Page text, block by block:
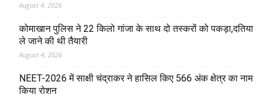
August 4, 2026
कोमाखान पुलिस ने 22 किलो गांजा के साथ दो तस्करों को पकड़ा,दतिया
ले जाने की थी तैयारी
August 4, 2026
NEET-2026 में साक्षी चंद्राकर ने हासिल किए 566 अंक क्षेत्र का नाम
किया रोशन